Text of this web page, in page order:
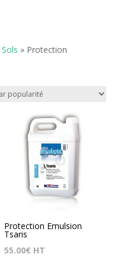
Sols » Protection
Protection Emulsion
Tsaris
55.00€ HT